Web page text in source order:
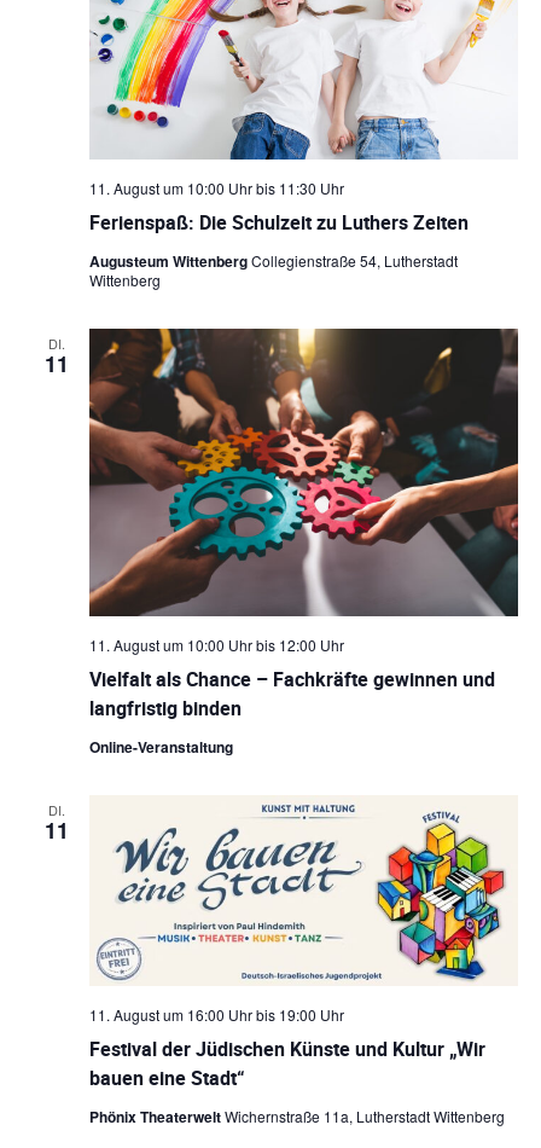
Ferienspaß: Die Schulzeit zu Luthers Zeiten
11. August um 10:00 Uhrbis 11:30 Uhr
Augusteum WittenbergCollegienstraße 54, Lutherstadt
Wittenberg
DI.
11
Vielfalt als Chance – Fachkräfte gewinnen und
langfristig binden
11. August um 10:00 Uhrbis 12:00 Uhr
Online-Veranstaltung
DI.
11
Festival der Jüdischen Künste und Kultur „Wir
bauen eine Stadt“
11. August um 16:00 Uhrbis 19:00 Uhr
Phönix TheaterweltWichernstraße 11a, Lutherstadt Wittenberg